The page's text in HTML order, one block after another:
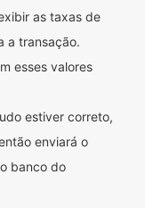
as taxas de
a transação.
esses valores
estiver correto,
enviará o
banco do